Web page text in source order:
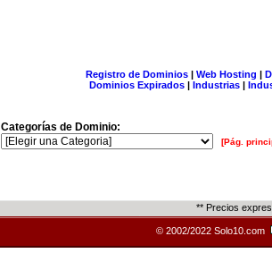
Registro de Dominios| Web Hosting |
Dominios Expirados | Industrias |
Categorías de Dominio:
[Pág.
** Precios
© 2002/2022 Solo10.com